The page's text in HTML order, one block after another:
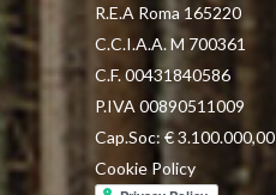
R.E.A Roma 165220
C.C.I.A.A. M 700361
C.F. 00431840586
P.IVA 00890511009
Cap.Soc: € 3.100.000,00
Cookie Policy